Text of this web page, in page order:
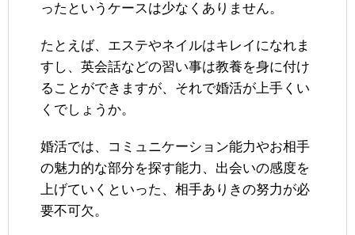
ったというケースは少なくありません。
たとえば、エステやネイルはキレイになれま
すし、英会話などの習い事は教養を身に付け
ることができますが、それで婚活が上手くい
くでしょうか。
婚活では、コミュニケーション能力やお相手
の魅力的な部分を探す能力、出会いの感度を
上げていくといった、相手ありきの努力が必
要不可欠。